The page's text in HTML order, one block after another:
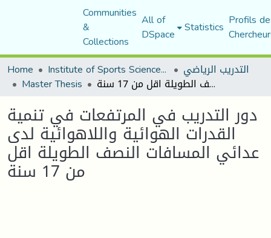
Communities
&
Collections
All of
DSpace Statistics Profils
Home
Institute of Sports Sciences and Techniques التدريب الرياضي
Master Thesis دور التدريب في المرتفعات في تنمية القدرات الهوائية واللاهوائية لدى عدائي المسافات النصف الطويلة اقل من 17 سنة
دور التدريب في المرتفعات في تنمية
القدرات الهوائية واللاهوائية لدى
عدائي المسافات النصف الطويلة اقل
من 17 سنة